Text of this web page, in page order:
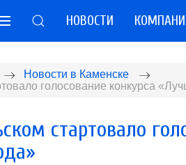
НОВОСТИ
Новости в Каменске
голосование конкурса
стартовало